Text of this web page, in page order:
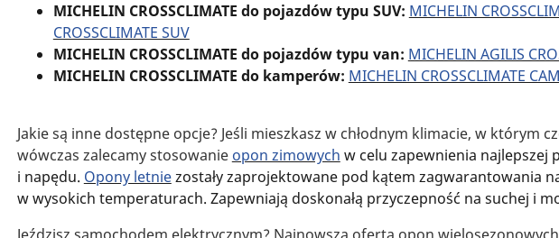
MICHELIN CROSSCLIMATE do pojazdów typu SUV: MICHELIN
CROSSCLIMATE SUV
MICHELIN CROSSCLIMATE do pojazdów typu van: MICHELIN AGILIS
MICHELIN CROSSCLIMATE do kamperów: MICHELIN CROSSCLIMATE
Jakie są inne dostępne opcje? Jeśli mieszkasz w chłodnym klimacie, w którym
wówczas zalecamy stosowanie opon zimowych w celu zapewnienia najlepszej
i napędu. Opony letniezostały zaprojektowane pod kątem zagwarantowania
w wysokich temperaturach. Zapewniają doskonałą przyczepność na suchej i